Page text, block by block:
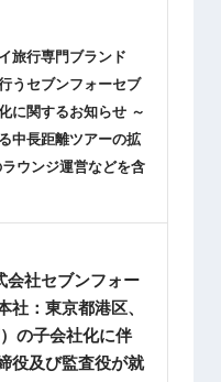
旅行専門ブランド
うセブンフォーセブ
に関するお知らせ ～
中長距離ツアーの拡
ウンジ運営などを含
会社セブンフォー
社：東京都港区、
の子会社化に伴
役及び監査役が就